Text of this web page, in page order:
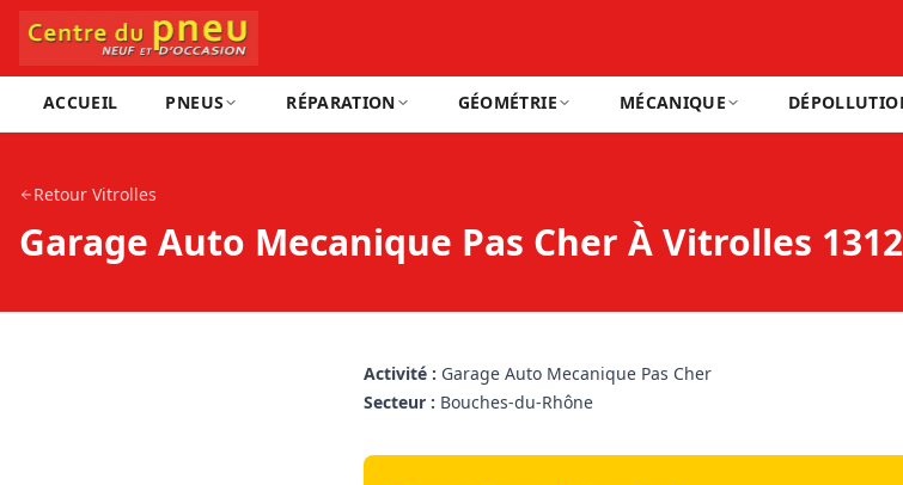
ACCUEIL PNEUS RÉPARATION GÉOMÉTRIE MÉCANIQUE
Retour Vitrolles
Garage Auto Mecanique Pas Cher À Vitrolles
Activité : Garage Auto Mecanique Pas Cher
Secteur : Bouches-du-Rhône